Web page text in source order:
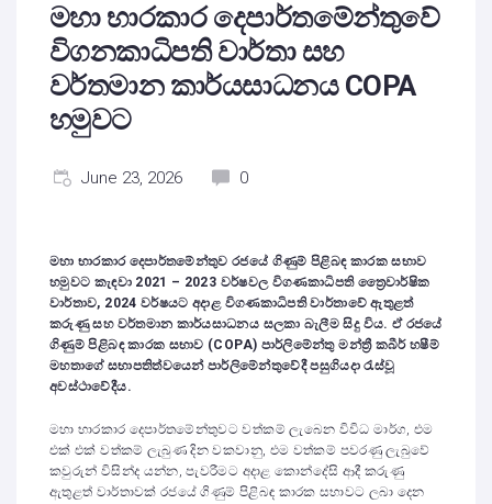
මහා භාරකාර දෙපාර්තමේන්තුවේ
විගනකාධිපති වාර්තා සහ
වර්තමාන කාර්යසාධනය COPA
හමුවට
June 23, 2026 0
මහා භාරකාර දෙපාර්තමේන්තුව රජයේ ගිණුම් පිළිබඳ කාරක සභාව
හමුවට කැඳවා 2021 – 2023 වර්ෂවල විගණකාධිපති ත්‍රෛවාර්ෂික
වාර්තාව, 2024 වර්ෂයට අදාළ විගණකාධිපති වාර්තාවේ ඇතුළත්
කරුණු සහ වර්තමාන කාර්යසාධනය සලකා බැලීම සිදු විය. ඒ රජයේ
ගිණුම් පිළිබඳ කාරක සභාව (COPA) පාර්ලිමේන්තු මන්ත්‍රී කබීර් හෂීම්
මහතාගේ සභාපතිත්වයෙන් පාර්ලිමේන්තුවේදී පසුගියදා රැස්වූ
අවස්ථාවේදීය.
මහා භාරකාර දෙපාර්තමේන්තුවට වත්කම් ලැබෙන විවිධ මාර්ග, එම
එක් එක් වත්කම් ලැබුණ දින වකවානු, එම වත්කම් පවරණු ලැබුවේ
කවුරුන් විසින්ද යන්න, පැවරීමට අදාළ කොන්දේසි ආදී කරුණු
ඇතුළත් වාර්තාවක් රජයේ ගිණුම් පිළිබඳ කාරක සභාවට ලබා දෙන